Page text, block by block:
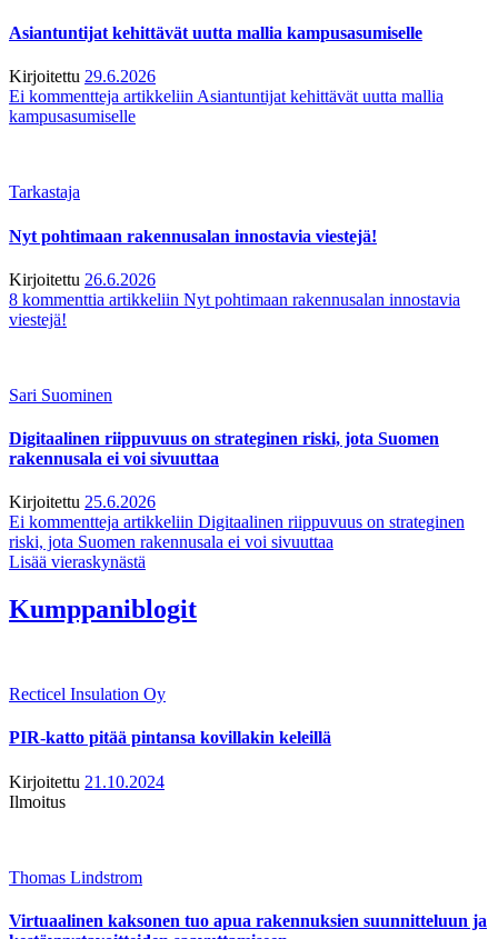
Asiantuntijat kehittävät uutta mallia kampusasumiselle
Kirjoitettu 29.6.2026
Ei kommentteja artikkeliin Asiantuntijat kehittävät uutta mallia
kampusasumiselle
Tarkastaja
Nyt pohtimaan rakennusalan innostavia viestejä!
Kirjoitettu 26.6.2026
8 kommenttia artikkeliin Nyt pohtimaan rakennusalan innostavia
viestejä!
Sari Suominen
Digitaalinen riippuvuus on strateginen riski, jota Suomen
rakennusala ei voi sivuuttaa
Kirjoitettu 25.6.2026
Ei kommentteja artikkeliin Digitaalinen riippuvuus on strateginen
riski, jota Suomen rakennusala ei voi sivuuttaa
Lisää vieraskynästä
Kumppaniblogit
Recticel Insulation Oy
PIR-katto pitää pintansa kovillakin keleillä
Kirjoitettu 21.10.2024
Ilmoitus
Thomas Lindstrom
Virtuaalinen kaksonen tuo apua rakennuksien suunnitteluun ja